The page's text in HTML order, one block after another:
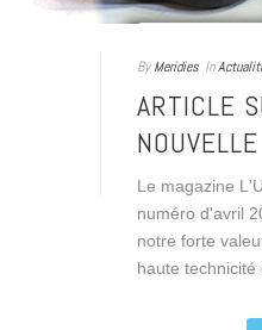
By Meridies In
ARTICLE
Le magazine
numéro d'avril
notre forte
haute technicité